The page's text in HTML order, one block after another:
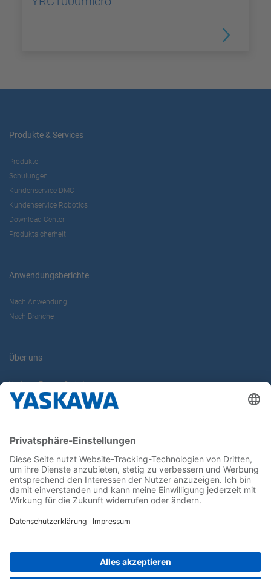
Produkte & Services
Produkte
Schulungen
Kundenservice DMC
Kundenservice Robotics
Download Center
Produktsicherheit
Anwendungsberichte
Nach Anwendung
Nach Branche
Über uns
Yaskawa Europe GmbH
Karriere
Newsletter
Follow us on...